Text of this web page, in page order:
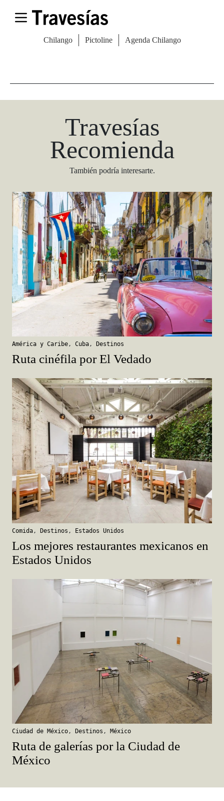
Las Vegas Stylemap
Una guía para conocedores
Descargar
Travesías
Recomienda
También podría interesarte.
América y Caribe, Cuba, Destinos
Ruta cinéfila por El Vedado
Comida , Destinos , Estados Unidos
Los mejores restaurantes mexicanos en
Estados Unidos
Ciudad de México, Destinos , México
Ruta de galerías por la Ciudad de
México